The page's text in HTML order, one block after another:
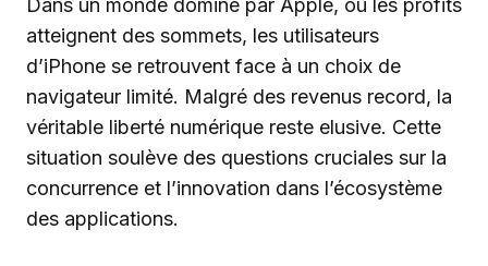
Dans un monde dominé par Apple, où les profits
atteignent des sommets, les utilisateurs
d’iPhone se retrouvent face à un choix de
navigateur limité. Malgré des revenus record, la
véritable liberté numérique reste elusive. Cette
situation soulève des questions cruciales sur la
concurrence et l’innovation dans l’écosystème
des applications.